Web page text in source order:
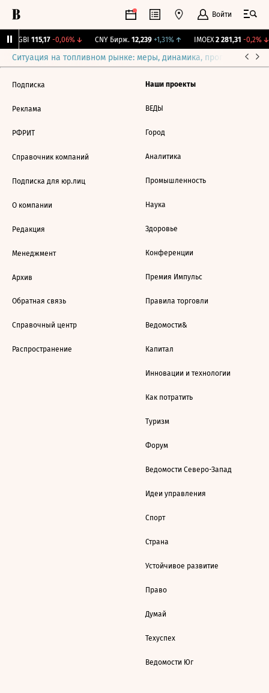
Войти
RGBI 115,17 -0,06%↓ CNY Бирж. 12,239 +1,31%↑ IMOEX 2 281,31 -0,2%↓
Ситуация на топливном рынке: меры, динамика, прогнозы
Подписка
Реклама
РФРИТ
Справочник компаний
Подписка для юр.лиц
О компании
Редакция
Менеджмент
Архив
Обратная связь
Справочный центр
Распространение
Наши проекты
ВЕДЫ
Город
Аналитика
Промышленность
Наука
Здоровье
Конференции
Премия Импульс
Правила торговли
Ведомости&
Капитал
Инновации и технологии
Как потратить
Туризм
Форум
Ведомости Северо-Запад
Идеи управления
Спорт
Страна
Устойчивое развитие
Право
Думай
Техуспех
Ведомости Юг